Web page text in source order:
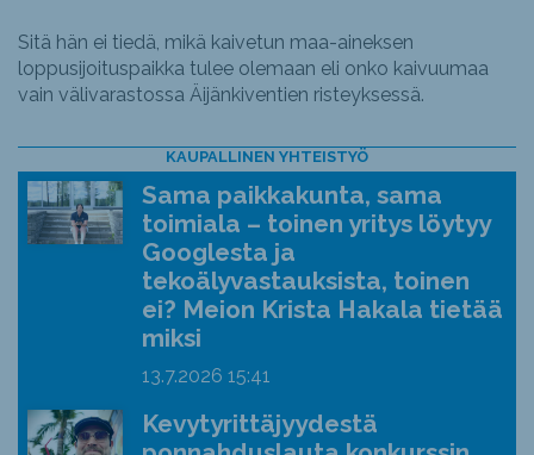
Sitä hän ei tiedä, mikä kaivetun maa-aineksen
loppusijoituspaikka tulee olemaan eli onko kaivuumaa
vain välivarastossa Äijänkiventien risteyksessä.
KAUPALLINEN YHTEISTYÖ
Sama paikkakunta, sama
toimiala – toinen yritys löytyy
Googlesta ja
tekoälyvastauksista, toinen
ei? Meion Krista Hakala tietää
miksi
13.7.2026 15:41
Kevytyrittäjyydestä